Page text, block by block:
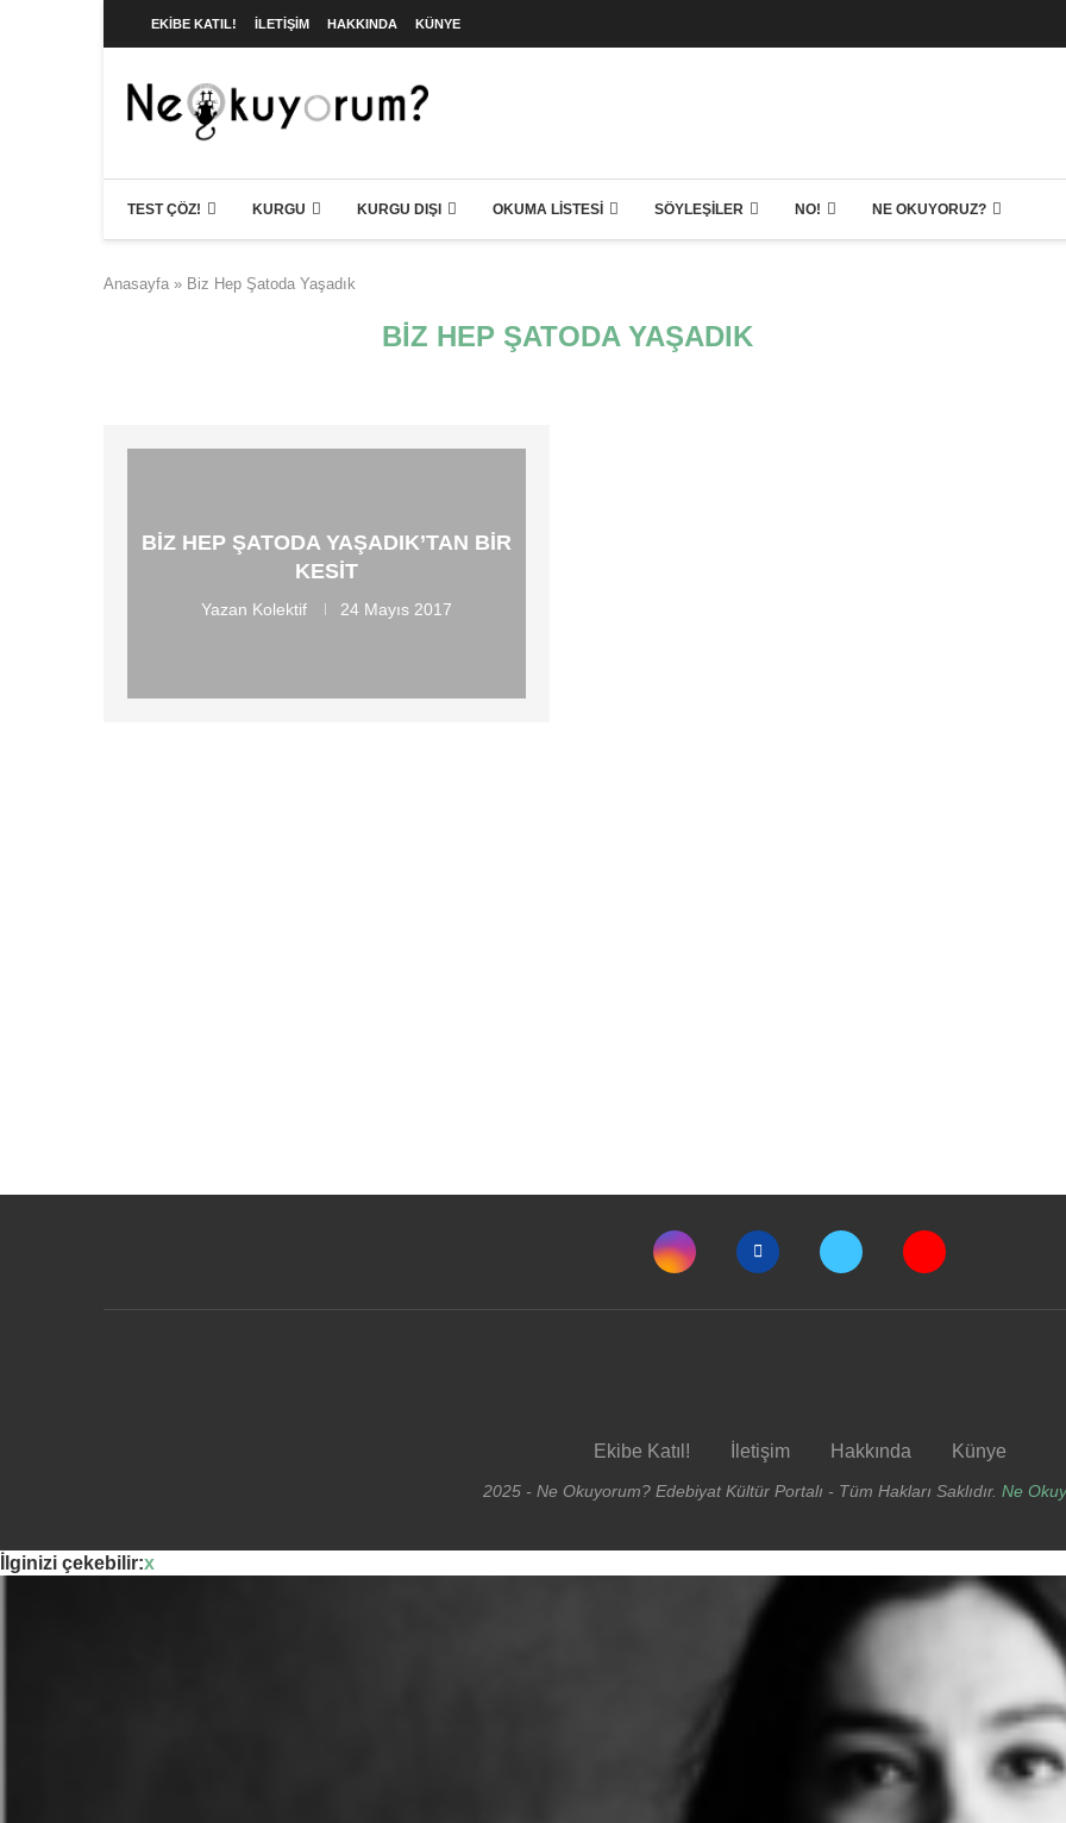
EKIBE KATIL! İLETIŞIM HAKKINDA KÜNYE
TEST ÇÖZ! KURGU KURGU DIŞI OKUMA LISTESI SÖYLEŞILER NO! NE OKUYORUZ?
Anasayfa » Biz Hep Şatoda Yaşadık
BIZ HEP ŞATODA YAŞADIK
BIZ HEP ŞATODA YAŞADIK’TAN BIR
KESIT
Yazan Kolektif 24 Mayıs 2017
Ekibe Katıl! İletişim Hakkında Künye
2025 - Ne Okuyorum? Edebiyat Kültür Portalı - Tüm Hakları Saklıdır. Ne
İlginizi çekebilir:x